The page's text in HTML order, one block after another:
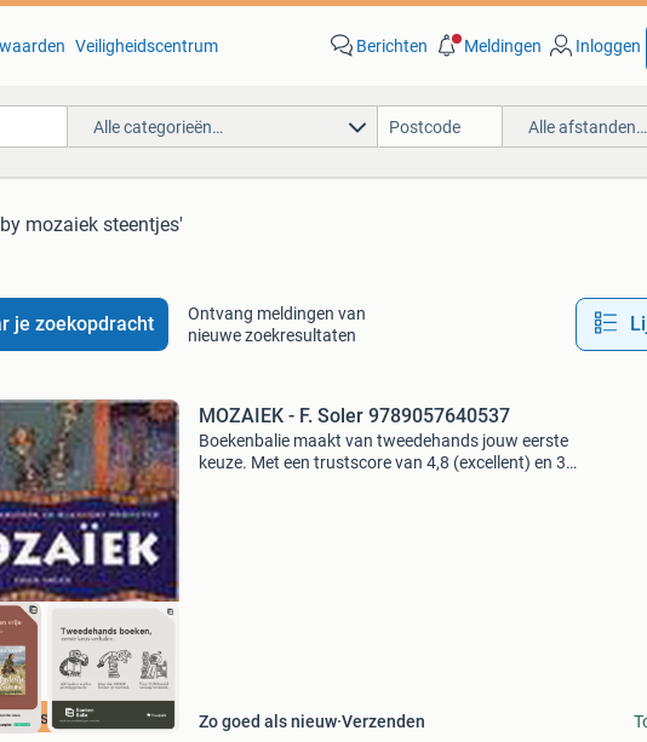
Veiligheidscentrum Berichten Meldingen Inloggen
Alle categorieën… Alle afstanden…
mozaiek steentjes'
je zoekopdracht
Ontvang meldingen van
nieuwe zoekresultaten
prijs
MOZAIEK - F. Soler 9789057640537
Boekenbalie maakt van tweedehands jouw eerste
keuze. Met een trustscore van 4,8 (excellent) en 30
Zo goed als nieuw Verzenden